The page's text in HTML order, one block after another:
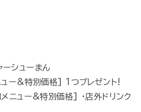
シューまん
ュー&特別価格] 1つプレゼント!
ニュー&特別価格] ・店外ドリンク